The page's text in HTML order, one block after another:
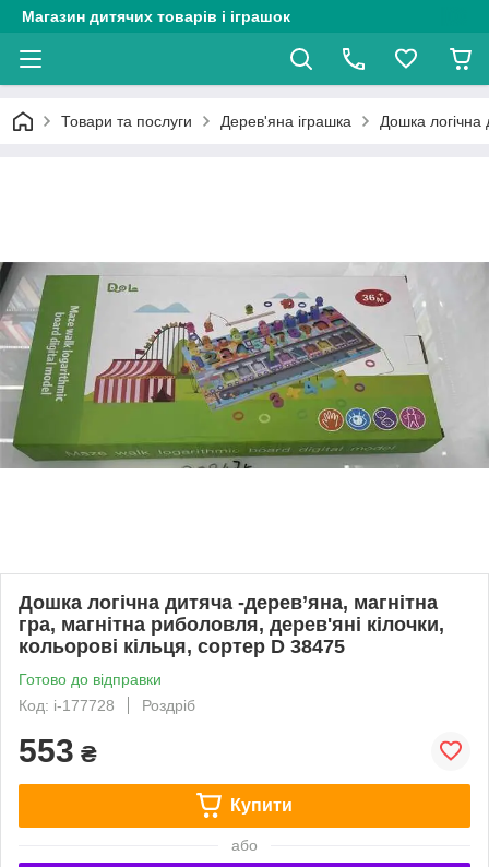
Магазин дитячих товарів і іграшок
Товари та послуги Дерев'яна іграшка Дошка логічна
Дошка логічна дитяча -дерев’яна, магнітна
гра, магнітна риболовля, дерев'яні кілочки,
кольорові кільця, сортер D 38475
Готово до відправки
Код: i-177728
Роздріб
553 ₴
Купити
або